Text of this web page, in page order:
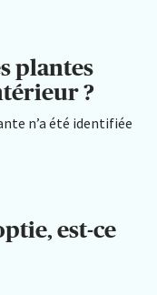
plantes
?
n’a été identifiée
est-ce